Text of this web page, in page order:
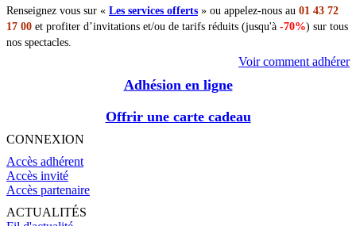
Renseignez vous sur « Les services offerts » ou appelez-nous au 01 43 72
17 00 et profiter d’invitations et/ou de tarifs réduits (jusqu'à -70%) sur tous
nos spectacles.
Voir comment adhérer
Adhésion en ligne
Offrir une carte cadeau
CONNEXION
Accès adhérent
Accès invité
Accès partenaire
ACTUALITÉS